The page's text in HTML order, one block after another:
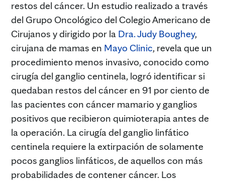
restos del cáncer. Un estudio realizado a través
del Grupo Oncológico del Colegio Americano de
Cirujanos y dirigido por la Dra. Judy Boughey,
cirujana de mamas en Mayo Clinic, revela que un
procedimiento menos invasivo, conocido como
cirugía del ganglio centinela, logró identificar si
quedaban restos del cáncer en 91 por ciento de
las pacientes con cáncer mamario y ganglios
positivos que recibieron quimioterapia antes de
la operación. La cirugía del ganglio linfático
centinela requiere la extirpación de solamente
pocos ganglios linfáticos, de aquellos con más
probabilidades de contener cáncer. Los